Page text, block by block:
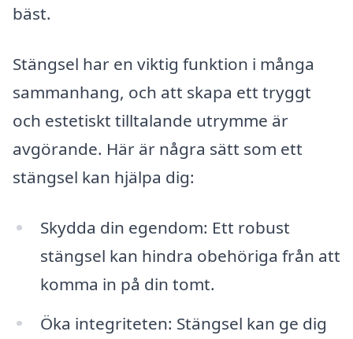
bäst.
Stängsel har en viktig funktion i många
sammanhang, och att skapa ett tryggt
och estetiskt tilltalande utrymme är
avgörande. Här är några sätt som ett
stängsel kan hjälpa dig:
Skydda din egendom: Ett robust
stängsel kan hindra obehöriga från att
komma in på din tomt.
Öka integriteten: Stängsel kan ge dig